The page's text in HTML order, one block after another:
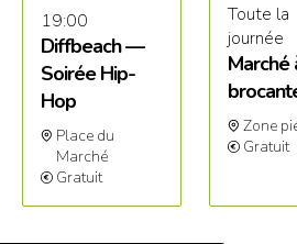
19:00
Diffbeach —
Soirée Hip-
Hop
Place du
Marché
Gratuit
Toute la
journée
Marché
Zone
Gratuit